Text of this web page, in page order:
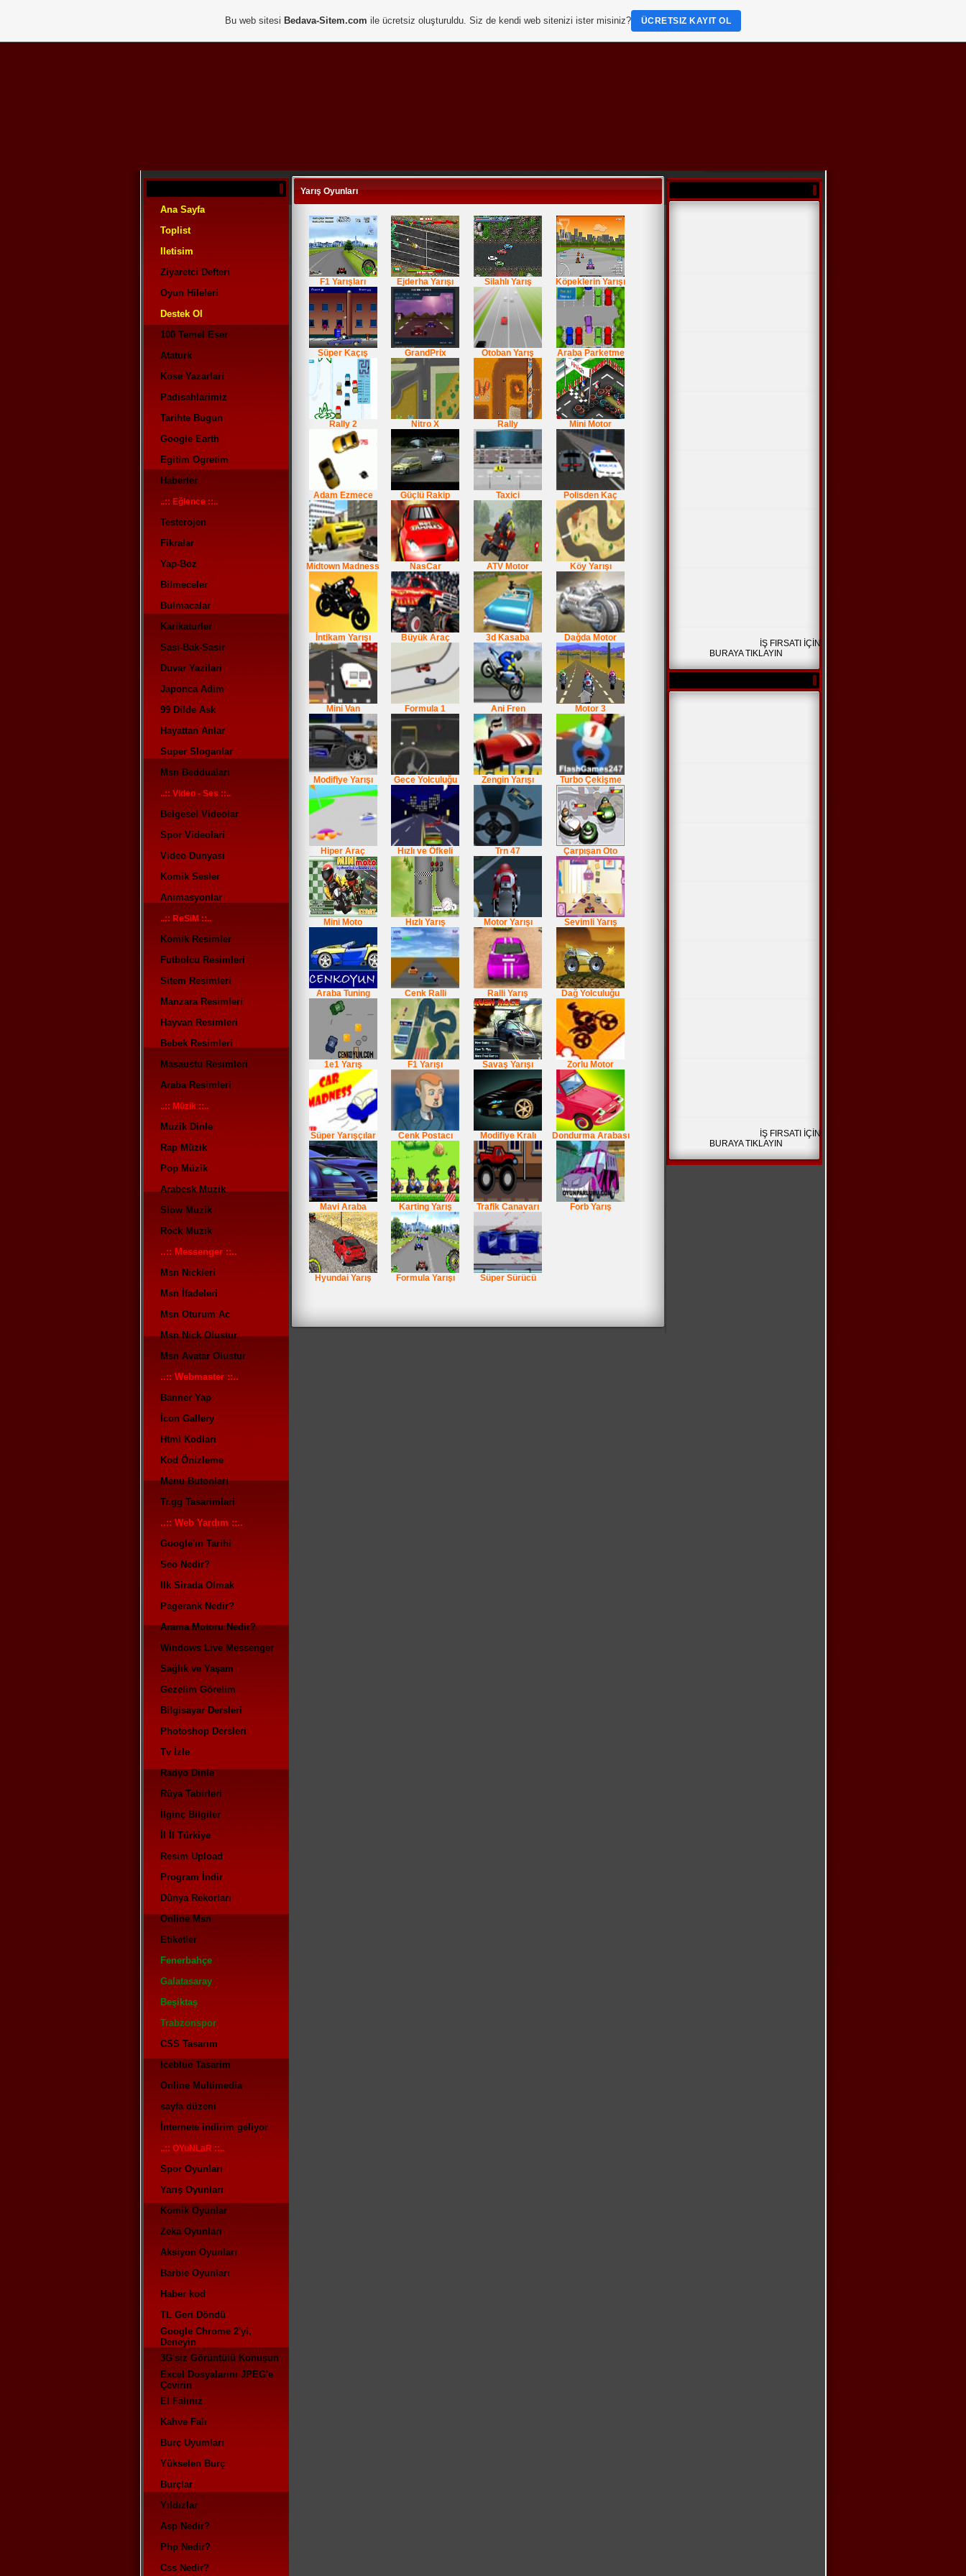
Ana Sayfa
Toplist
Iletisim
Ziyaretci Defteri
Oyun Hileleri
Destek Ol
100 Temel Eser
Ataturk
Kose Yazarlari
Padisahlarimiz
Tarihte Bugun
Google Earth
Egitim Ogretim
Haberler
..:: Eğlence ::..
Testerojen
Fikralar
Yap-Boz
Bilmeceler
Bulmacalar
Karikaturler
Sasi-Bak-Sasir
Duvar Yazilari
Japonca Adim
99 Dilde Ask
Hayattan Anlar
Super Sloganlar
Msn Beddualari
..:: Video - Ses ::..
Belgesel Videolar
Spor Videolari
Video Dunyasi
Komik Sesler
Animasyonlar
..:: ReSiM ::..
Komik Resimler
Futbolcu Resimleri
Sitem Resimleri
Manzara Resimleri
Hayvan Resimleri
Bebek Resimleri
Masaustu Resimleri
Araba Resimleri
..:: Müzik ::..
Muzik Dinle
Rap Müzik
Pop Müzik
Arabesk Muzik
Slow Muzik
Rock Muzik
..:: Messenger ::..
Msn Nickleri
Msn İfadeleri
Msn Oturum Ac
Msn Nick Olustur
Msn Avatar Olustur
..:: Webmaster ::..
Banner Yap
İcon Gallery
Html Kodlari
Kod Önizleme
Menu Butonlari
Tr.gg Tasarimlari
..:: Web Yardım ::..
Google'ın Tarihi
Seo Nedir?
Ilk Sirada Olmak
Pagerank Nedir?
Arama Motoru Nedir?
Windows Live Messenger
Sağlık ve Yaşam
Gezelim Görelim
Bilgisayar Dersleri
Photoshop Dersleri
Tv İzle
Radyo Dinle
Rüya Tabirleri
İlginç Bilgiler
İl İl Türkiye
Resim Upload
Program İndir
Dünya Rekorları
Online Msn
Etiketler
Fenerbahçe
Galatasaray
Beşiktaş
Trabzonspor
CSS Tasarım
Iceblue Tasarim
Online Multimedia
sayfa düzeni
İnternete indirim geliyor
..:: OYuNLaR ::..
Spor Oyunları
Yarış Oyunları
Komik Oyunlar
Zeka Oyunları
Aksiyon Oyunları
Barbie Oyunları
Haber kod
TL Geri Döndü
Google Chrome 2'yi,
Deneyin
3G'siz Görüntülü Konuşun
Excel Dosyalarını JPEG'e
Çevirin
El Falınız
Kahve Falı
Burç Uyumları
Yükselen Burç
Burçlar
Yıldızlar
Asp Nedir?
Php Nedir?
Css Nedir?
Yarış Oyunları
F1 Yarışları Ejderha Yarışı Silahlı Yarış Köpeklerin Yarışı
Süper Kaçış GrandPrix Otoban Yarış Araba Parketme
Rally 2 Nitro X Rally Mini Motor
Adam Ezmece Güçlü Rakip Taxici Polisden Kaç
Midtown Madness NasCar ATV Motor Köy Yarışı
İntikam Yarışı Büyük Araç 3d Kasaba Dağda Motor
Mini Van Formula 1 Ani Fren Motor 3
Modifiye Yarışı Gece Yolculuğu Zengin Yarışı Turbo Çekişme
Hiper Araç Hızlı ve Öfkeli Trn 47 Çarpışan Oto
Mini Moto Hızlı Yarış Motor Yarışı Sevimli Yarış
Araba Tuning Cenk Ralli Ralli Yarış Dağ Yolculuğu
1e1 Yarış F1 Yarışı Savaş Yarışı Zorlu Motor
Süper Yarışçılar Cenk Postacı Modifiye Kralı Dondurma Arabası
Mavi Araba Karting Yarış Trafik Canavarı Forb Yarış
Hyundai Yarış Formula Yarışı Süper Sürücü
İŞ FIRSATI İÇİN
BURAYA TIKLAYIN
İŞ FIRSATI İÇİN
BURAYA TIKLAYIN
Bu web sitesi Bedava-Sitem.com ile ücretsiz oluşturuldu. Siz de kendi web sitenizi ister misiniz? ÜCRETSIZ KAYIT OL